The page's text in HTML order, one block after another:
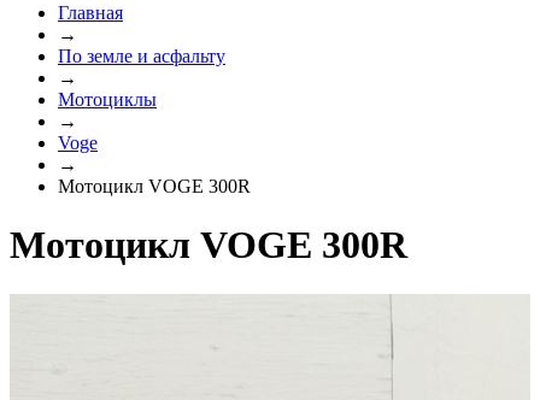
Главная
→
По земле и асфальту
→
Мотоциклы
→
Voge
→
Мотоцикл VOGE 300R
Мотоцикл VOGE 300R